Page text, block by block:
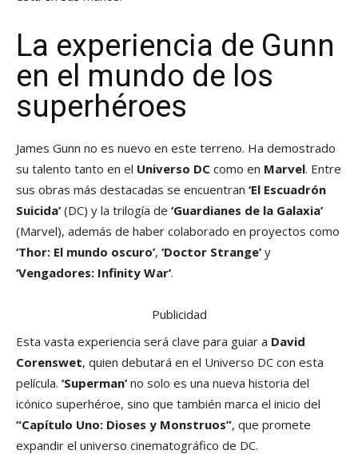
La experiencia de Gunn
en el mundo de los
superhéroes
James Gunn no es nuevo en este terreno. Ha demostrado
su talento tanto en el Universo DC como en Marvel. Entre
sus obras más destacadas se encuentran ‘El Escuadrón
Suicida’ (DC) y la trilogía de ‘Guardianes de la Galaxia’
(Marvel), además de haber colaborado en proyectos como
‘Thor: El mundo oscuro’, ‘Doctor Strange’ y
‘Vengadores: Infinity War’.
Publicidad
Esta vasta experiencia será clave para guiar a David
Corenswet, quien debutará en el Universo DC con esta
película. ‘Superman’ no solo es una nueva historia del
icónico superhéroe, sino que también marca el inicio del
“Capítulo Uno: Dioses y Monstruos”, que promete
expandir el universo cinematográfico de DC.